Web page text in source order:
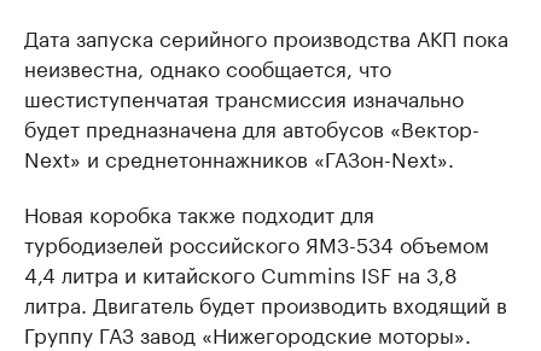
Дата запуска серийного производства АКП пока
неизвестна, однако сообщается, что
шестиступенчатая трансмиссия изначально
будет предназначена для автобусов «Вектор-
Next» и среднетоннажников «ГАЗон-Next».
Новая коробка также подходит для
турбодизелей российского ЯМЗ-534 объемом
4,4 литра и китайского Cummins ISF на 3,8
литра. Двигатель будет производить входящий в
Группу ГАЗ завод «Нижегородские моторы».